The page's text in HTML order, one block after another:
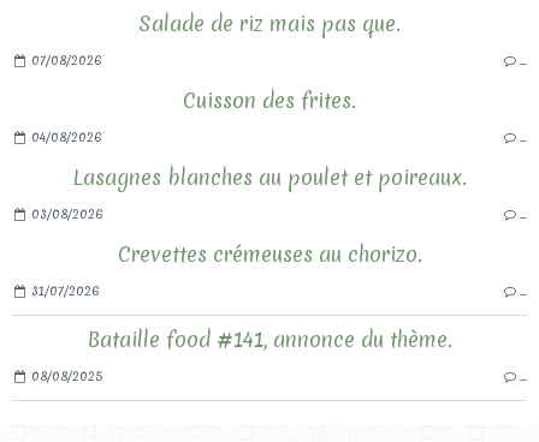
Salade de riz mais pas que.
07/08/2026
Cuisson des frites.
04/08/2026
Lasagnes blanches au poulet et poireaux.
03/08/2026
Crevettes crémeuses au chorizo.
31/07/2026
Bataille food #141, annonce du thème.
08/08/2025